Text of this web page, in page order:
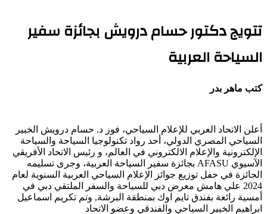
تتويج دكتور حسام درويش بجائزة سفير
السياحة العربية
كتب ماهر بدر
أعلن الاتحاد العربي للإعلام السياحي، فوز د. حسام درويش الخبير
السياحي المصري الدولي، أحد رواد تكنولوجيا السياحة والسياحة
الإلكترونية والإعلام الالكتروني في العالم، و رئيس الاتحاد الأفريقي
الآسيوي AFASU بجائزة سفير السياحة العربية، وجرى تسليمه
الجائزة في حفل توزيع جوائز الإعلام السياحي العربية السنوية لعام
2024 علي هامش معرض دبي للسياحة والسفر الملتقي دبي في
أمسية رائعة بفندق تايم اوك بمنطقة البرشة, وتم تكريم اسماعيل
ابراهيم الخبير السياحي والفندقي وعضو الاتحاد